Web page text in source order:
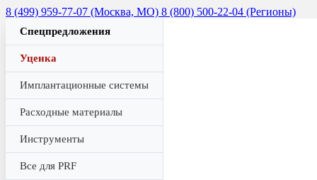
8 (499) 959-77-07 (Москва, МО) 8 (800) 500-22-04 (Регионы)
Спецпредложения
Уценка
Имплантационные системы
Расходные материалы
Инструменты
Все для PRF